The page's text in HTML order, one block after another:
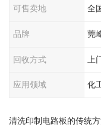
可售卖地 全
品牌 莞
回收方式 上
应用领域 化
清洗印制电路板的传统